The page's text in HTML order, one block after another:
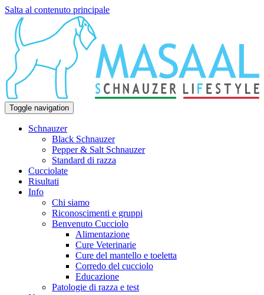
Salta al contenuto principale
Toggle navigation
Schnauzer
Black Schnauzer
Pepper & Salt Schnauzer
Standard di razza
Cucciolate
Risultati
Info
Chi siamo
Riconoscimenti e gruppi
Benvenuto Cucciolo
Alimentazione
Cure Veterinarie
Cure del mantello e toeletta
Corredo del cucciolo
Educazione
Patologie di razza e test